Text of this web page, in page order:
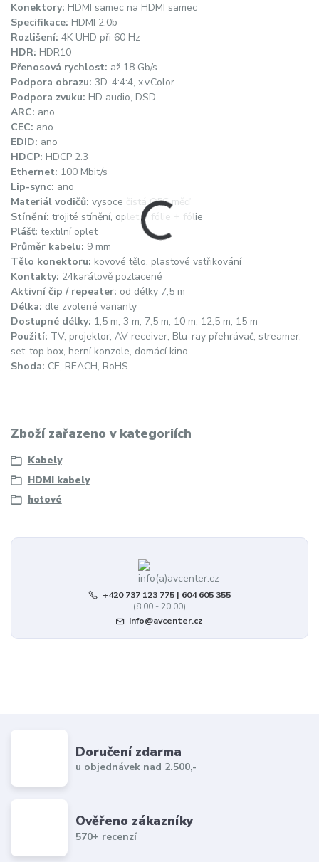
Konektory: HDMI samec na HDMI samec
Specifikace: HDMI 2.0b
Rozlišení: 4K UHD při 60 Hz
HDR: HDR10
Přenosová rychlost: až 18 Gb/s
Podpora obrazu: 3D, 4:4:4, x.v.Color
Podpora zvuku: HD audio, DSD
ARC: ano
CEC: ano
EDID: ano
HDCP: HDCP 2.3
Ethernet: 100 Mbit/s
Lip-sync: ano
Materiál vodičů: vysoce čistá OFC měď
Stínění: trojité stínění, oplet + fólie + fólie
Plášť: textilní oplet
Průměr kabelu: 9 mm
Tělo konektoru: kovové tělo, plastové vstřikování
Kontakty: 24karátově pozlacené
Aktivní čip / repeater: od délky 7,5 m
Délka: dle zvolené varianty
Dostupné délky: 1,5 m, 3 m, 7,5 m, 10 m, 12,5 m, 15 m
Použití: TV, projektor, AV receiver, Blu-ray přehrávač, streamer,
set-top box, herní konzole, domácí kino
Shoda: CE, REACH, RoHS
Zboží zařazeno v kategoriích
Kabely
HDMI kabely
hotové
+420 737 123 775 | 604 605 355
(8:00 - 20:00)
info@avcenter.cz
Doručení zdarma
u objednávek nad 2.500,-
Ověřeno zákazníky
570+ recenzí